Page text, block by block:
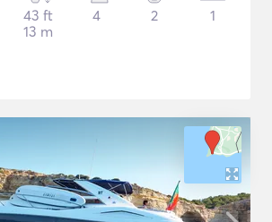
43 ft
13 m
4 2 1